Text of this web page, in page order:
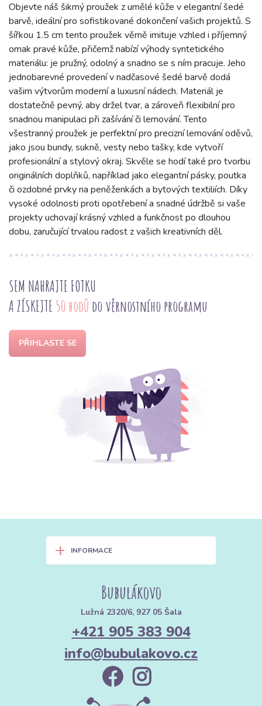
Objevte náš šikmý proužek z umělé kůže v elegantní šedé
barvě, ideální pro sofistikované dokončení vašich projektů. S
šířkou 1.5 cm tento proužek věrně imituje vzhled i příjemný
omak pravé kůže, přičemž nabízí výhody syntetického
materiálu: je pružný, odolný a snadno se s ním pracuje. Jeho
jednobarevné provedení v nadčasové šedé barvě dodá
vašim výtvorům moderní a luxusní nádech. Materiál je
dostatečně pevný, aby držel tvar, a zároveň flexibilní pro
snadnou manipulaci při zašívání či lemování. Tento
všestranný proužek je perfektní pro precizní lemování oděvů,
jako jsou bundy, sukně, vesty nebo tašky, kde vytvoří
profesionální a stylový okraj. Skvěle se hodí také pro tvorbu
originálních doplňků, například jako elegantní pásky, poutka
či ozdobné prvky na peněženkách a bytových textiliích. Díky
vysoké odolnosti proti opotřebení a snadné údržbě si vaše
projekty uchovají krásný vzhled a funkčnost po dlouhou
dobu, zaručující trvalou radost z vašich kreativních děl.
SEM NAHRAJTE FOTKU
A ZÍSKEJTE 50 bodů do věrnostního programu
PŘIHLASTE SE
+ INFORMACE
Bubulákovo
Lužná 2320/6, 927 05 Šala
+421 905 383 904
info@bubulakovo.cz